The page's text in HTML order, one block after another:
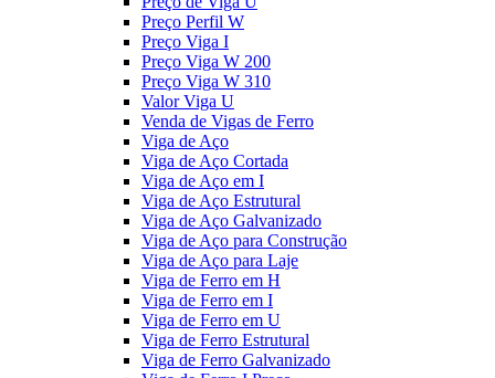
Preço Perfil W
Preço Viga I
Preço Viga W 200
Preço Viga W 310
Valor Viga U
Venda de Vigas de Ferro
Viga de Aço
Viga de Aço Cortada
Viga de Aço em I
Viga de Aço Estrutural
Viga de Aço Galvanizado
Viga de Aço para Construção
Viga de Aço para Laje
Viga de Ferro em H
Viga de Ferro em I
Viga de Ferro em U
Viga de Ferro Estrutural
Viga de Ferro Galvanizado